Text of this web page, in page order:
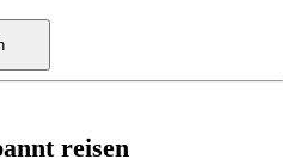
reisen